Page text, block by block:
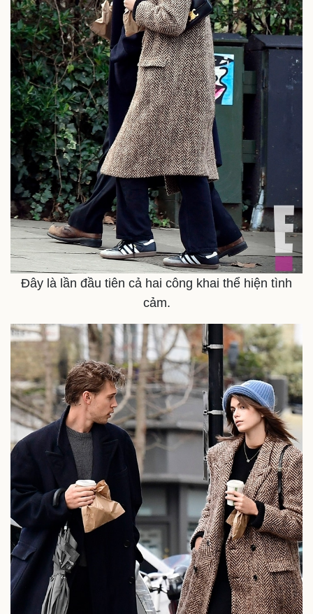
Thể thao
Bóng đá
Lịch thi đấu bóng đá
Thế giới thể thao
eSports
Hậu trường
Ô tô - Xe máy
Ô tô
Tư vấn
Đây là lần đầu tiên cả hai công khai thể hiện tình
cảm.